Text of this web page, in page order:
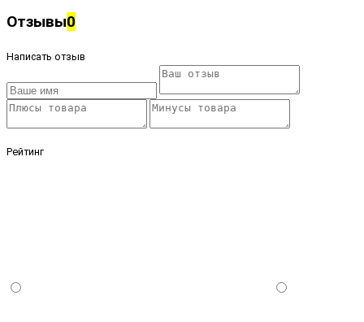
Отзывы0
Написать отзыв
Рейтинг